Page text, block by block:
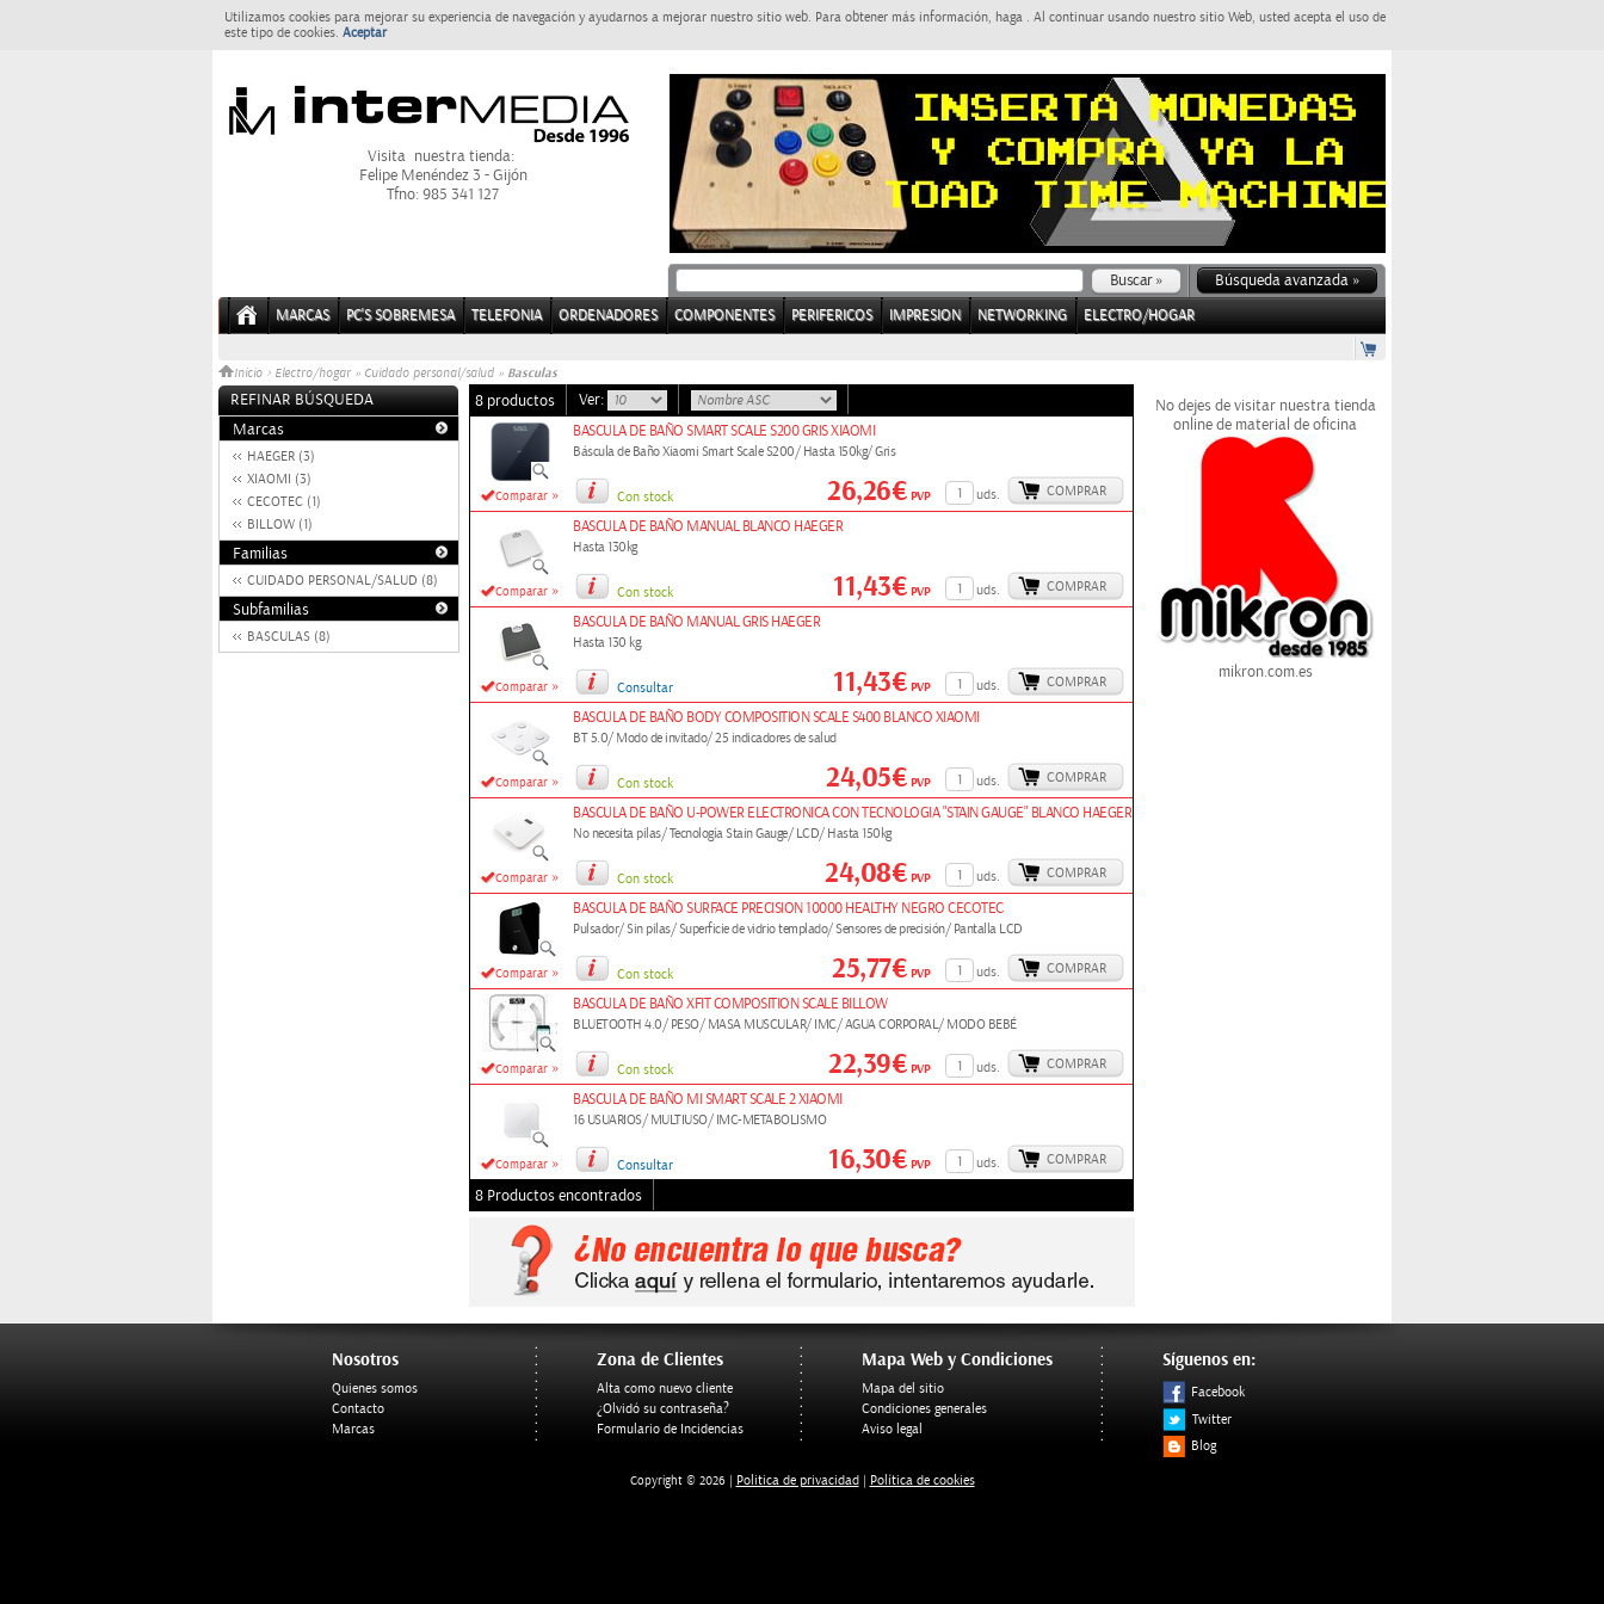
Utilizamos cookies para mejorar su experiencia de navegación y ayudarnos a mejorar nuestro sitio web. Para obtener más información, haga . Al continuar usando nuestro sitio Web, usted acepta el uso de
este tipo de cookies. Aceptar
Visita nuestra tienda:
Felipe Menéndez 3 - Gijón
Tfno: 985 341 127
Búsqueda avanzada »
MARCAS PC'S SOBREMESA TELEFONIA ORDENADORES COMPONENTES PERIFERICOS IMPRESION NETWORKING ELECTRO/HOGAR
Inicio > Electro/hogar » Cuidado personal/salud » Basculas
REFINAR BÚSQUEDA
Marcas
HAEGER (3)
XIAOMI (3)
CECOTEC (1)
BILLOW (1)
Familias
CUIDADO PERSONAL/SALUD (8)
Subfamilias
BASCULAS (8)
8 productos Ver:
Comparar »
BASCULA DE BAÑO SMART SCALE S200 GRIS XIAOMI
Báscula de Baño Xiaomi Smart Scale S200/ Hasta 150kg/ Gris
Con stock uds. COMPRAR
26,26€PVP
Comparar »
BASCULA DE BAÑO MANUAL BLANCO HAEGER
Hasta 130kg
Con stock uds. COMPRAR
11,43€PVP
Comparar »
BASCULA DE BAÑO MANUAL GRIS HAEGER
Hasta 130 kg.
Consultar uds. COMPRAR
11,43€PVP
Comparar »
BASCULA DE BAÑO BODY COMPOSITION SCALE S400 BLANCO XIAOMI
BT 5.0/ Modo de invitado/ 25 indicadores de salud
Con stock uds. COMPRAR
24,05€PVP
Comparar »
BASCULA DE BAÑO U-POWER ELECTRONICA CON TECNOLOGIA "STAIN GAUGE" BLANCO HAEGER
No necesita pilas/ Tecnología Stain Gauge/ LCD/ Hasta 150kg
Con stock uds. COMPRAR
24,08€PVP
Comparar »
BASCULA DE BAÑO SURFACE PRECISION 10000 HEALTHY NEGRO CECOTEC
Pulsador/ Sin pilas/ Superficie de vidrio templado/ Sensores de precisión/ Pantalla LCD
Con stock uds. COMPRAR
25,77€PVP
Comparar »
BASCULA DE BAÑO XFIT COMPOSITION SCALE BILLOW
BLUETOOTH 4.0/ PESO/ MASA MUSCULAR/ IMC/ AGUA CORPORAL/ MODO BEBÉ
Con stock uds. COMPRAR
22,39€PVP
Comparar »
BASCULA DE BAÑO MI SMART SCALE 2 XIAOMI
16 USUARIOS/ MULTIUSO/ IMC-METABOLISMO
Consultar uds. COMPRAR
16,30€PVP
8 Productos encontrados
No dejes de visitar nuestra tienda
online de material de oficina
mikron.com.es
Nosotros
Quienes somos
Contacto
Marcas
Zona de Clientes
Alta como nuevo cliente
¿Olvidó su contraseña?
Formulario de Incidencias
Mapa Web y Condiciones
Mapa del sitio
Condiciones generales
Aviso legal
Síguenos en:
Facebook
Twitter
Blog
Copyright © 2026 | Politica de privacidad Política de cookies